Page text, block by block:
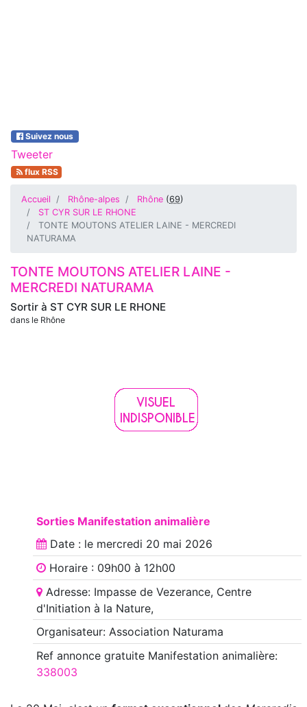
Suivez nous
Tweeter
flux RSS
Accueil Rhône-alpes Rhône (69)
ST CYR SUR LE RHONE
TONTE MOUTONS ATELIER LAINE - MERCREDI
NATURAMA
Sortir à ST CYR SUR LE RHONE
dans le Rhône
TONTE MOUTONS ATELIER LAINE -
MERCREDI NATURAMA
Sorties Manifestation animalière
Date : le mercredi 20 mai 2026
Horaire : 09h00 à 12h00
Adresse: Impasse de Vezerance, Centre
d'Initiation à la Nature,
Organisateur: Association Naturama
Ref annoncegratuite Manifestation animalière:
338003